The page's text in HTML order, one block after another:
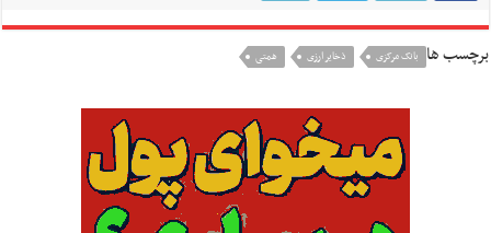
برچسب ها بانک مرکزی ذخایر ارزی همتی